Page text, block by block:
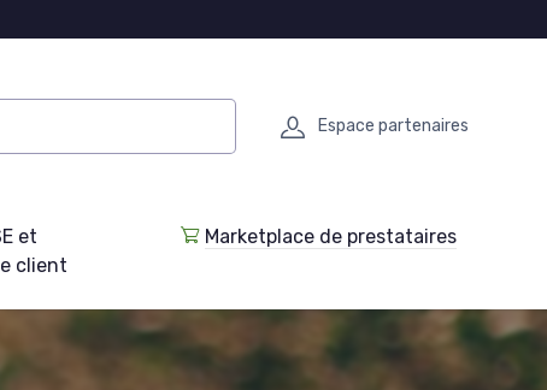
Espace partenaires
et
client
Marketplace de prestataires